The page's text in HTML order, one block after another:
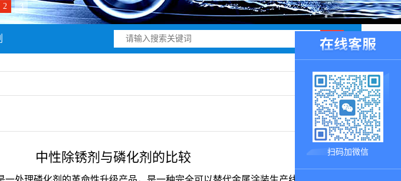
2 3
中性除锈剂与磷化剂的比较 扫码加微信